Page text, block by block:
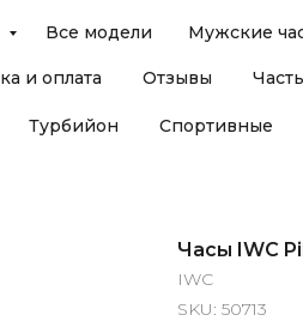
и оплата Отзывы
Все модели Мужские
Турбийон Спортивные
Часы IWC
IWC
SKU: 50713